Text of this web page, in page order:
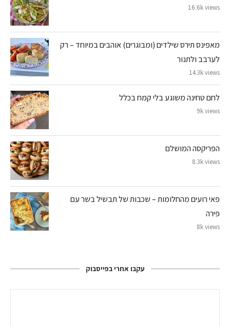
16.6k views
מאפינס תירס שילדים (ומבוגרים) אוהבים במיוחד – רק
לערבב ולתנור
14.3k views
לחם טחינה משוגע בלי קמח בכלל
9k views
הפריקסה המושלם
8.3k views
פאי רועים מהחלומות – שכבות של תבשיל בשר עם
פירה
8k views
עקבו אחרי בפייסבוק